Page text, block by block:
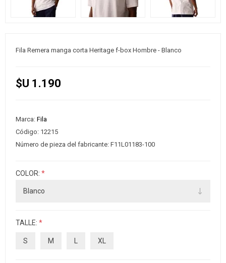
Fila Remera manga corta Heritage f-box Hombre - Blanco
$U 1.190
Marca: Fila
Código: 12215
Número de pieza del fabricante: F11L01183-100
COLOR: *
TALLE: *
S M L XL